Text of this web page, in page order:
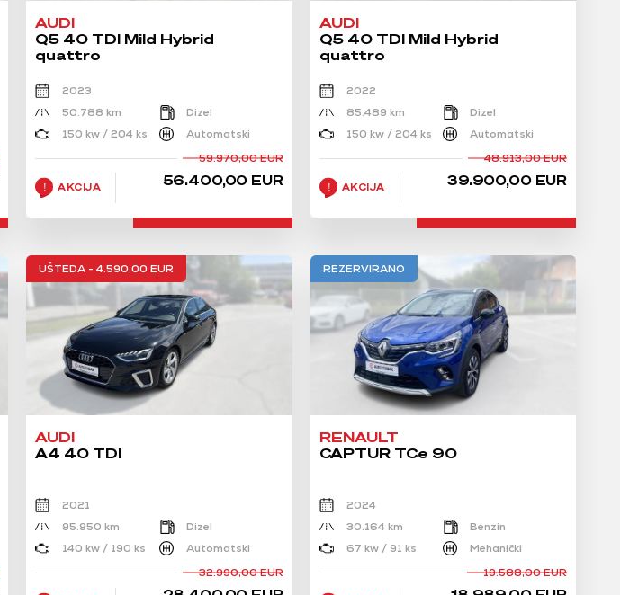
AUDI
Q5 40 TDI Mild Hybrid
quattro
2023
50.788 km
Dizel
150 kw / 204 ks
Automatski
AKCIJA
59.970,00 EUR
56.400,00 EUR
AUDI
Q5 40 TDI Mild Hybrid
quattro
2022
85.489 km
Dizel
150 kw / 204 ks
Automatski
AKCIJA
48.913,00 EUR
39.900,00 EUR
UŠTEDA - 4.590,00 EUR
AUDI
A4 40 TDI
2021
95.950 km
Dizel
140 kw / 190 ks
Automatski
32.990,00 EUR
REZERVIRANO
RENAULT
CAPTUR TCe 90
2024
30.164 km
Benzin
67 kw / 91 ks
Mehanički
19.588,00 EUR